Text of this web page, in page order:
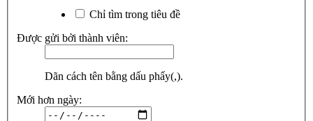
Chỉ tìm trong tiêu đề
Được gửi bởi thành viên:
Dãn cách tên bằng dấu phẩy(,).
Mới hơn ngày: